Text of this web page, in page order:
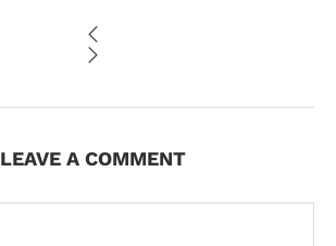
LEAVE A COMMENT